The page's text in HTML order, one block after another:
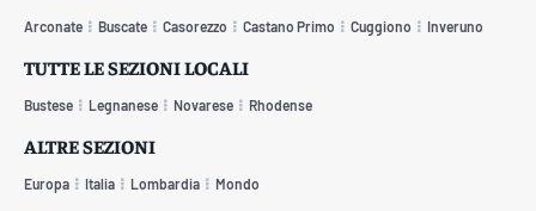
Arconate Buscate Casorezzo Castano Primo Cuggiono Inveruno
TUTTE LE SEZIONI LOCALI
Bustese Legnanese Novarese Rhodense
ALTRE SEZIONI
Europa Italia Lombardia Mondo